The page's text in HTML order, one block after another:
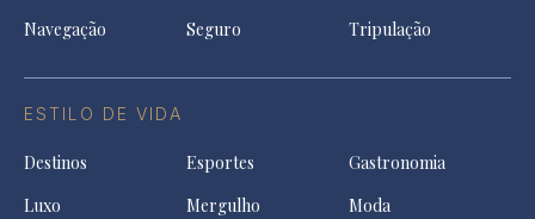
Navegação
Seguro Tripulação
ESTILO DE VIDA
Destinos Esportes
Gastronomia
Luxo
Mergulho
Moda